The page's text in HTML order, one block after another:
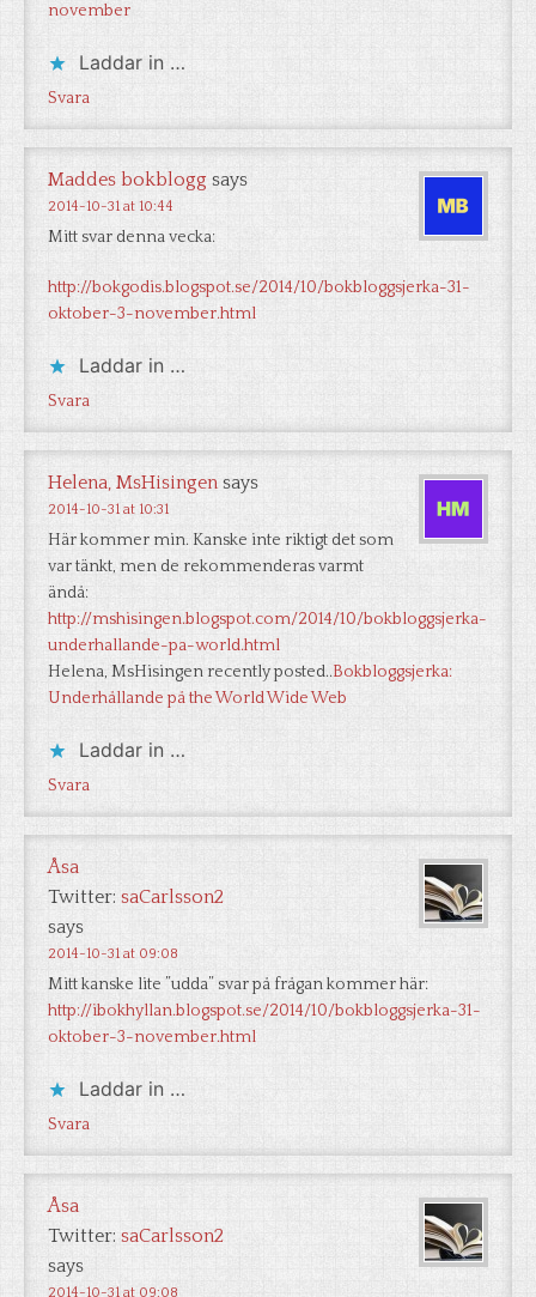
november
Laddar in …
Svara
Maddes bokblogg says
2014-10-31 at 10:44
Mitt svar denna vecka:
http://bokgodis.blogspot.se/2014/10/bokbloggsjerka-31-
oktober-3-november.html
Laddar in …
Svara
Helena, MsHisingen says
2014-10-31 at 10:31
Här kommer min. Kanske inte riktigt det som
var tänkt, men de rekommenderas varmt
ändå:
http://mshisingen.blogspot.com/2014/10/bokbloggsjerka-
underhallande-pa-world.html
Helena, MsHisingen recently posted..Bokbloggsjerka:
Underhållande på the World Wide Web
Laddar in …
Svara
Åsa
Twitter: saCarlsson2
says
2014-10-31 at 09:08
Mitt kanske lite ”udda” svar på frågan kommer här:
http://ibokhyllan.blogspot.se/2014/10/bokbloggsjerka-31-
oktober-3-november.html
Laddar in …
Svara
Åsa
Twitter: saCarlsson2
says
2014-10-31 at 09:08